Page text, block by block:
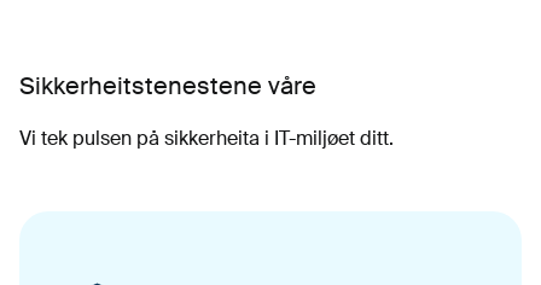
Sikkerheitstenestene våre
Vi tek pulsen på sikkerheita i IT-miljøet ditt.